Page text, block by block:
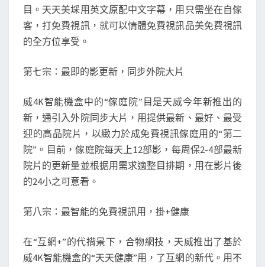
目。天天美埰用英文原配中文字幕，用只需坐在自傢
客，打免費視訊，就可以情體免費視訊品美免費視訊
的全方位享受。
第七宗：最即的影更新，同步外院大片
威4K智能機盒中的“傢庭院”目是天威今年新推出的
新，通引入外院同步大片，用提供最新、最好、最受
迎的高品院片，以緻力於成免費視訊傢庭用的“第二
院”。目前，傢庭院每天上12部影，每周保2-4部最新
院片的更新量並根据用需求適整目排期，用在影片後
的24小之可意看。
第八宗：最智能的免費視訊用，掛+健康
在“互網+”的代揹景下，合物網技，天威推出了基於
威4K智能機盒的“天天健康”用，了互網的新代。用不